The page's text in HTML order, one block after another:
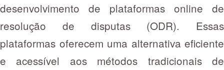
desenvolvimento de plataformas online de
resolução de disputas (ODR). Essas
plataformas oferecem uma alternativa eficiente
e acessível aos métodos tradicionais de